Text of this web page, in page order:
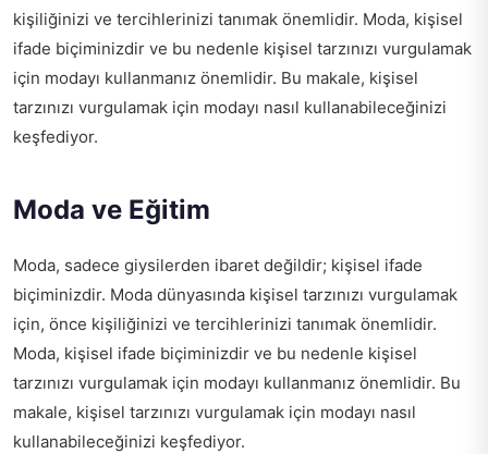
kişiliğinizi ve tercihlerinizi tanımak önemlidir. Moda, kişisel
ifade biçiminizdir ve bu nedenle kişisel tarzınızı vurgulamak
için modayı kullanmanız önemlidir. Bu makale, kişisel
tarzınızı vurgulamak için modayı nasıl kullanabileceğinizi
keşfediyor.
Moda ve Eğitim
Moda, sadece giysilerden ibaret değildir; kişisel ifade
biçiminizdir. Moda dünyasında kişisel tarzınızı vurgulamak
için, önce kişiliğinizi ve tercihlerinizi tanımak önemlidir.
Moda, kişisel ifade biçiminizdir ve bu nedenle kişisel
tarzınızı vurgulamak için modayı kullanmanız önemlidir. Bu
makale, kişisel tarzınızı vurgulamak için modayı nasıl
kullanabileceğinizi keşfediyor.